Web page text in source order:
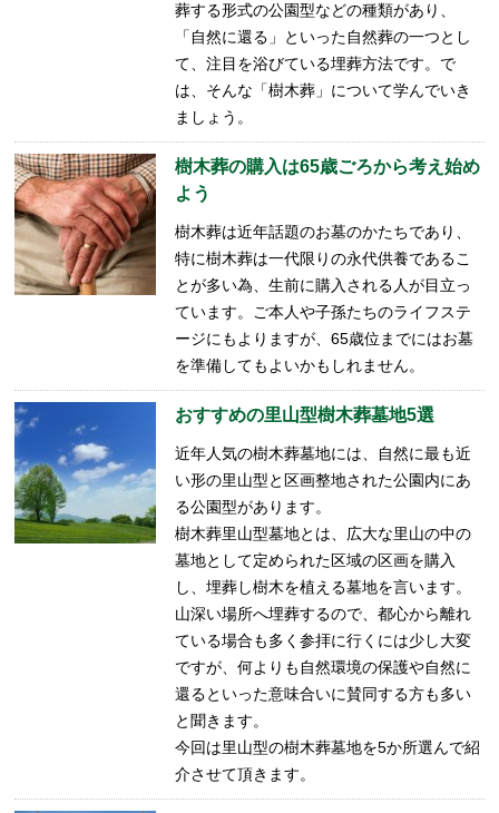
葬する形式の公園型などの種類があり、
「自然に還る」といった自然葬の一つとし
て、注目を浴びている埋葬方法です。で
は、そんな「樹木葬」について学んでいき
ましょう。
樹木葬の購入は65歳ごろから考え始め
よう
樹木葬は近年話題のお墓のかたちであり、
特に樹木葬は一代限りの永代供養であるこ
とが多い為、生前に購入される人が目立っ
ています。ご本人や子孫たちのライフステ
ージにもよりますが、65歳位までにはお墓
を準備してもよいかもしれません。
おすすめの里山型樹木葬墓地5選
近年人気の樹木葬墓地には、自然に最も近
い形の里山型と区画整地された公園内にあ
る公園型があります。
樹木葬里山型墓地とは、広大な里山の中の
墓地として定められた区域の区画を購入
し、埋葬し樹木を植える墓地を言います。
山深い場所へ埋葬するので、都心から離れ
ている場合も多く参拝に行くには少し大変
ですが、何よりも自然環境の保護や自然に
還るといった意味合いに賛同する方も多い
と聞きます。
今回は里山型の樹木葬墓地を5か所選んで紹
介させて頂きます。